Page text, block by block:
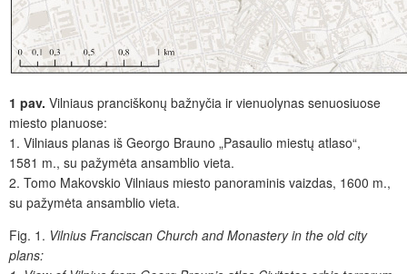
1 pav. Vilniaus pranciškonų bažnyčia ir vienuolynas senuosiuose
miesto planuose:
1. Vilniaus planas iš Georgo Brauno „Pasaulio miestų atlaso“,
1581 m., su pažymėta ansamblio vieta.
2. Tomo Makovskio Vilniaus miesto panoraminis vaizdas, 1600 m.,
su pažymėta ansamblio vieta.
Fig. 1. Vilnius Franciscan Church and Monastery in the old city
plans: